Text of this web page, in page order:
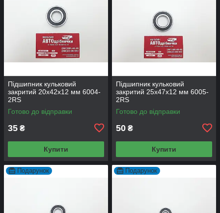
Підшипник кульковий
закритий 20х42х12 мм 6004-
2RS
Готово до відправки
35 ₴
Купити
Підшипник кульковий
закритий 25х47х12 мм 6005-
2RS
Готово до відправки
50 ₴
Купити
Подарунок Подарунок